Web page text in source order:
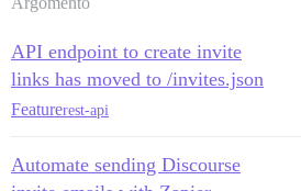
API endpoint to create invite
links has moved to /invites.json
Featurerest-api
Automate sending Discourse